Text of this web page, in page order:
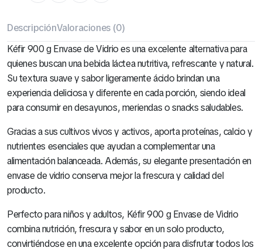
DescripciónValoraciones (0)
Kéfir 900 g Envase de Vidrio es una excelente alternativa para
quienes buscan una bebida láctea nutritiva, refrescante y natural.
Su textura suave y sabor ligeramente ácido brindan una
experiencia deliciosa y diferente en cada porción, siendo ideal
para consumir en desayunos, meriendas o snacks saludables.
Gracias a sus cultivos vivos y activos, aporta proteínas, calcio y
nutrientes esenciales que ayudan a complementar una
alimentación balanceada. Además, su elegante presentación en
envase de vidrio conserva mejor la frescura y calidad del
producto.
Perfecto para niños y adultos, Kéfir 900 g Envase de Vidrio
combina nutrición, frescura y sabor en un solo producto,
convirtiéndose en una excelente opción para disfrutar todos los